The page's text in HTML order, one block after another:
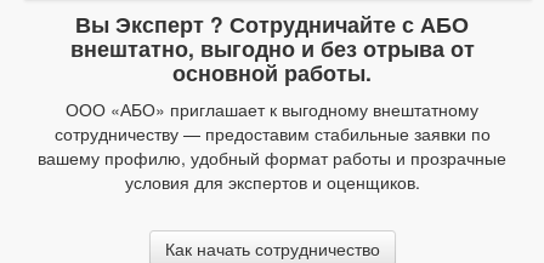
Вы Эксперт ? Сотрудничайте с АБО
внештатно, выгодно и без отрыва от
основной работы.
ООО «АБО» приглашает к выгодному внештатному
сотрудничеству — предоставим стабильные заявки по
вашему профилю, удобный формат работы и прозрачные
условия для экспертов и оценщиков.
Как начать сотрудничество